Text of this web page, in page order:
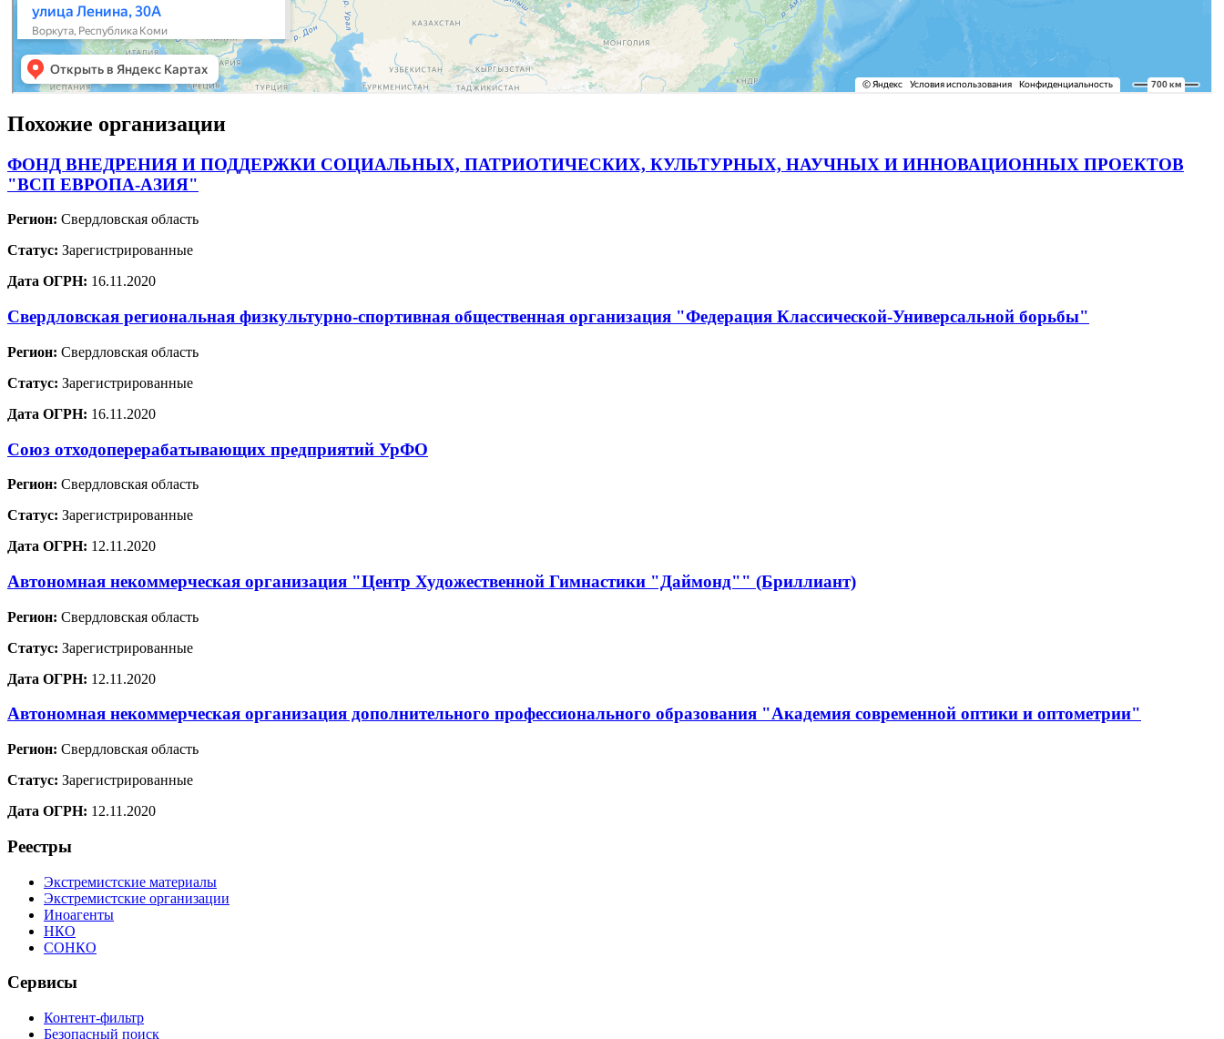
Похожие организации
ФОНД ВНЕДРЕНИЯ И ПОДДЕРЖКИ СОЦИАЛЬНЫХ, ПАТРИОТИЧЕСКИХ, КУЛЬТУРНЫХ, НАУЧНЫХ И ИННОВАЦИОННЫХ ПРОЕКТОВ
"ВСП ЕВРОПА-АЗИЯ"
Регион: Свердловская область
Статус: Зарегистрированные
Дата ОГРН: 16.11.2020
Свердловская региональная физкультурно-спортивная общественная организация "Федерация Классической-Универсальной борьбы"
Регион: Свердловская область
Статус: Зарегистрированные
Дата ОГРН: 16.11.2020
Союз отходоперерабатывающих предприятий УрФО
Регион: Свердловская область
Статус: Зарегистрированные
Дата ОГРН: 12.11.2020
Автономная некоммерческая организация "Центр Художественной Гимнастики "Даймонд"" (Бриллиант)
Регион: Свердловская область
Статус: Зарегистрированные
Дата ОГРН: 12.11.2020
Автономная некоммерческая организация дополнительного профессионального образования "Академия современной оптики и оптометрии"
Регион: Свердловская область
Статус: Зарегистрированные
Дата ОГРН: 12.11.2020
Реестры
Экстремистские материалы
Экстремистские организации
Иноагенты
НКО
СОНКО
Сервисы
Контент-фильтр
Безопасный поиск